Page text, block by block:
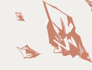
Final
Fantasy
Ring
Panneau de gestion des